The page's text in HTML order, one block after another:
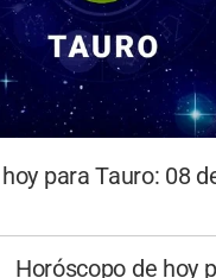
para Tauro: 08
Horóscopo de hoy